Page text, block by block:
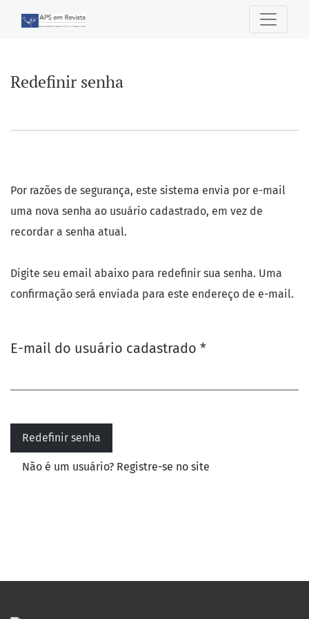
Redefinir senha
Por razões de segurança, este sistema envia por e-mail
uma nova senha ao usuário cadastrado, em vez de
recordar a senha atual.
Digite seu email abaixo para redefinir sua senha. Uma
confirmação será enviada para este endereço de e-mail.
E-mail do usuário cadastrado *Obrigatório
Redefinir senha
Não é um usuário? Registre-se no site